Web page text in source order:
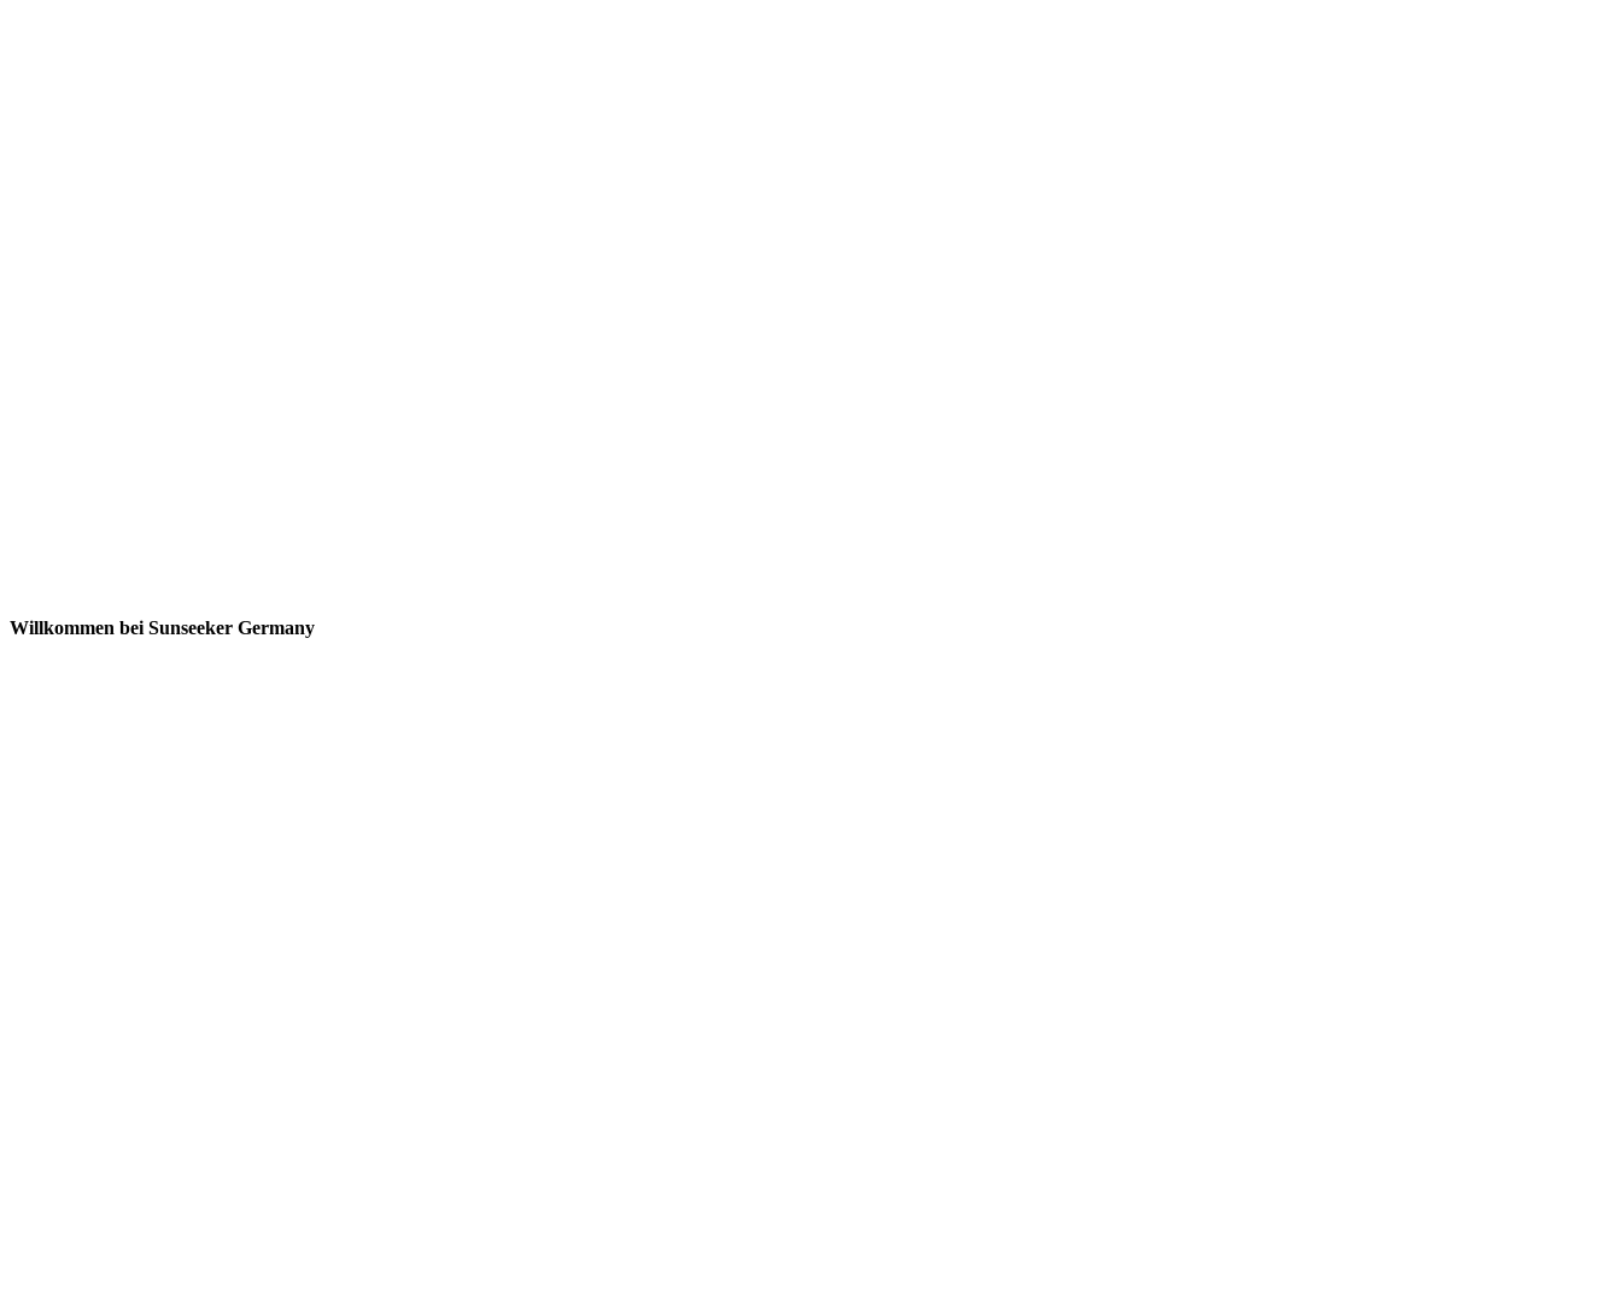
Willkommen bei Sunseeker Germany